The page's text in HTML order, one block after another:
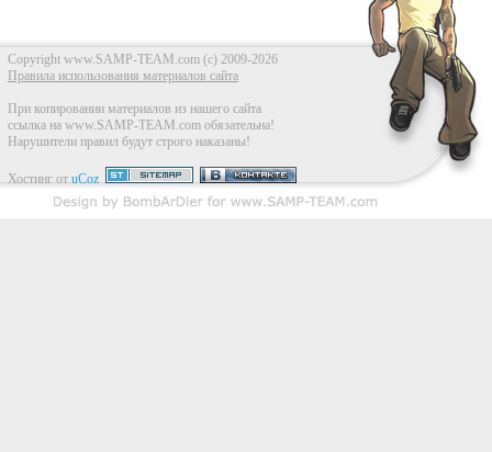
Copyright www.SAMP-TEAM.com (c) 2009-2026
Правила использования материалов сайта
При копировании материалов из нашего сайта
ссылка на www.SAMP-TEAM.com обязательна!
Нарушители правил будут строго наказаны!
Хостинг от uCoz